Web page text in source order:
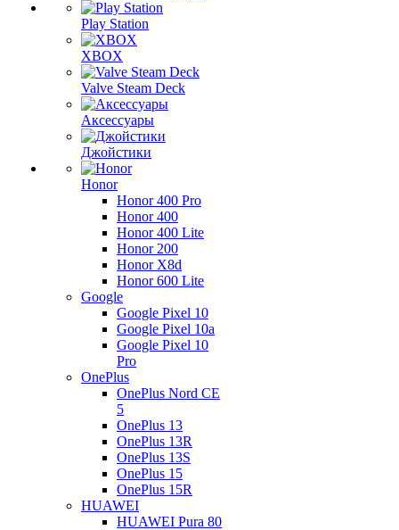
Play Station
XBOX
Valve Steam Deck
Аксессуары
Джойстики
Honor
Honor 400 Pro
Honor 400
Honor 400 Lite
Honor 200
Honor X8d
Honor 600 Lite
Google
Google Pixel 10
Google Pixel 10a
Google Pixel 10
Pro
OnePlus
OnePlus Nord CE
5
OnePlus 13
OnePlus 13R
OnePlus 13S
OnePlus 15
OnePlus 15R
HUAWEI
HUAWEI Pura 80